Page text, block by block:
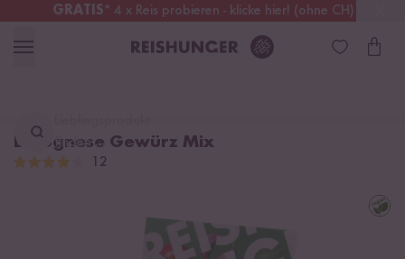
GRATIS* 4 x Reis probieren - klicke hier! (ohne CH)
Schweiz Alle Zölle & Steuern inklusive
finden ...
Bolognese Gewürz Mix
12